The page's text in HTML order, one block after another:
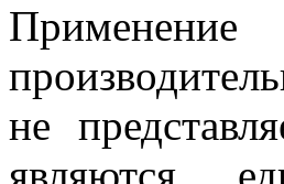
Применение
не
являются